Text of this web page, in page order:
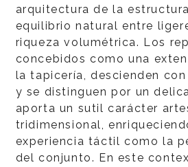
arquitectura de la
equilibrio natural entre
riqueza volumétrica. Los
concebidos como una
la tapicería, descienden
y se distinguen por un
aporta un sutil carácter
tridimensional,
experiencia táctil como la
del conjunto. En este